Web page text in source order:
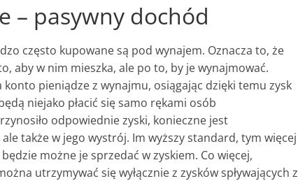
– pasywny dochód
często kupowane są pod wynajem. Oznacza to, że
aby w nim mieszka, ale po to, by je wynajmować.
pieniądze z wynajmu, osiągając dzięki temu zysk
niejako płacić się samo rękami osób
odpowiednie zyski, konieczne jest
także w jego wystrój. Im wyższy standard, tym więcej
możne je sprzedać w zyskiem. Co więcej,
utrzymywać się wyłącznie z zysków spływających z